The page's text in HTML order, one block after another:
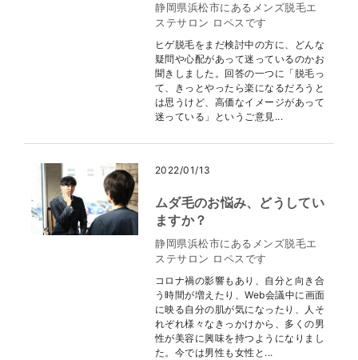
静岡県浜松市にあるメンズ脱毛エ
ステサロン ロペスです
ヒゲ脱毛をまだ検討中の方に、どんな
疑問や心配があって迷っているのかお
聞きしました。回答の一つに「脱毛っ
て、きっとやったら楽になるだろうと
は思うけど、高価なイメージがあって
迷っている」というご意見...
2022/01/13
ムダ毛のお悩み、どうしてい
ますか？
静岡県浜松市にあるメンズ脱毛エ
ステサロン ロペスです
コロナ禍の影響もあり、自分と向き合
う時間が増えたり、Web会議中に画面
に映る自分の肌が気になったり、人そ
れぞれ様々なきっかけから、多くの男
性が美容に興味を持つようになりまし
た。今では男性も女性と...